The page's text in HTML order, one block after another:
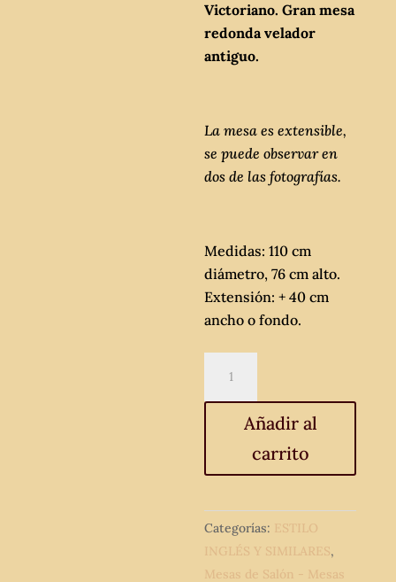
Victoriano. Gran mesa
redonda velador
antiguo.
La mesa es extensible,
se puede observar en
dos de las fotografías.
Medidas: 110 cm
diámetro, 76 cm alto.
Extensión: + 40 cm
ancho o fondo.
salón
comedor
estilo
Victoriano.
Gran
mesa
Añadir al
carrito
Categorías: ESTILO
INGLÉS Y SIMILARES,
Mesas de Salón - Mesas